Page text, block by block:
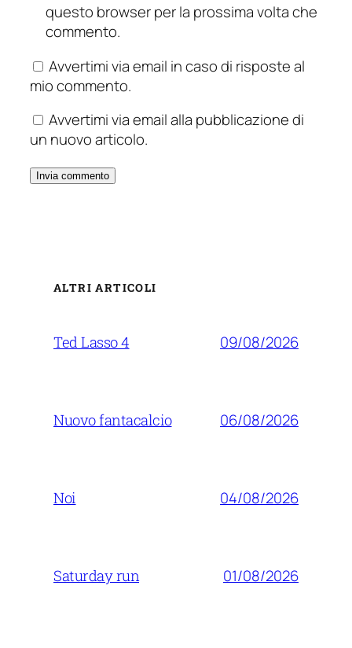
questo browser per la prossima volta che
commento.
Avvertimi via email in caso di risposte al
mio commento.
Avvertimi via email alla pubblicazione di
un nuovo articolo.
ALTRI ARTICOLI
Ted Lasso 4 09/08/2026
Nuovo fantacalcio 06/08/2026
Noi 04/08/2026
Saturday run 01/08/2026